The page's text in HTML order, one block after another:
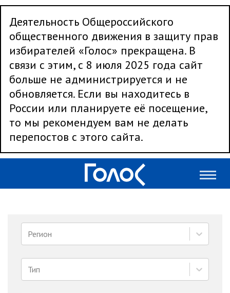
Деятельность Общероссийского
общественного движения в защиту прав
избирателей «Голос» прекращена. В
связи с этим, с 8 июля 2025 года сайт
больше не администрируется и не
обновляется. Если вы находитесь в
России или планируете её посещение,
то мы рекомендуем вам не делать
перепостов с этого сайта.
Регион
Тип